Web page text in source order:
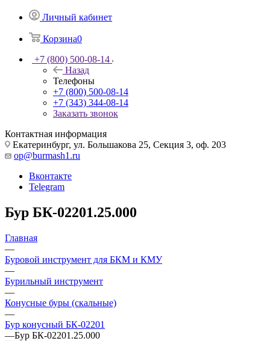
Личный кабинет
Корзина0
+7 (800) 500-08-14
Назад
Телефоны
+7 (800) 500-08-14
+7 (343) 344-08-14
Заказать звонок
Контактная информация
Екатеринбург, ул. Большакова 25, Секция 3, оф. 203
op@burmash1.ru
Вконтакте
Telegram
Бур БК-02201.25.000
Главная
—
Буровой инструмент для БКМ и КМУ
—
Бурильный инструмент
—
Конусные буры (скальные)
—
Бур конусный БК-02201
—Бур БК-02201.25.000